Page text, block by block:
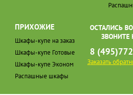
ПРИХОЖИЕ
Шкафы-купе на заказ
Шкафы-купе Готовые
Шкафы-купе Эконом
Распашные шкафы
ОСТАЛИСЬ
ЗВОНИТЕ
8
Заказать